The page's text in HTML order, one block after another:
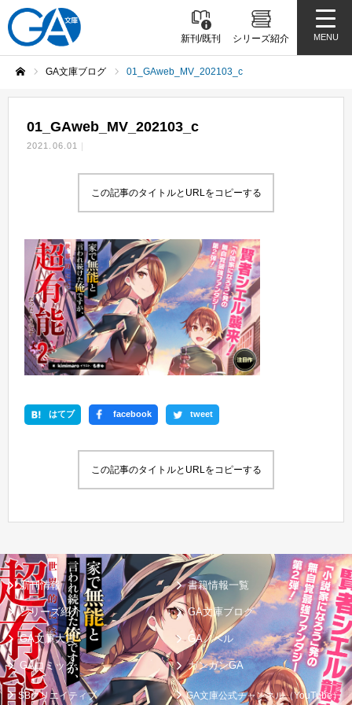
新刊/既刊 シリーズ紹介 MENU
GA文庫ブログ 01_GAweb_MV_202103_c
01_GAweb_MV_202103_c
2021.06.01
この記事のタイトルとURLをコピーする
はてブ facebook tweet
この記事のタイトルとURLをコピーする
新刊情報 書籍情報一覧
シリーズ紹介 GA文庫ブログ
GA文庫大賞 GAノベル
GAコミック ガンガンGA
SBクリエイティブ GA文庫公式チャンネル（YouTube）